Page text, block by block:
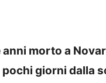
morto a
giorni dalla